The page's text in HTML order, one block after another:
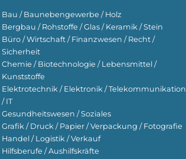
Bau / Baunebengewerbe / Holz
Bergbau / Rohstoffe / Glas / Keramik / Stein
Büro / Wirtschaft / Finanzwesen / Recht /
Sicherheit
Chemie / Biotechnologie / Lebensmittel /
Kunststoffe
Elektrotechnik / Elektronik / Telekommunikation
/ IT
Gesundheitswesen / Soziales
Grafik / Druck / Papier / Verpackung / Fotografie
Handel / Logistik / Verkauf
Hilfsberufe / Aushilfskräfte